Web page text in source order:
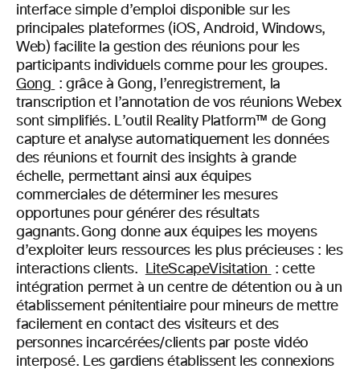
interface simple d’emploi disponible sur les
principales plateformes (iOS, Android, Windows,
Web) facilite la gestion des réunions pour les
participants individuels comme pour les groupes.
Gong
: grâce à Gong, l’enregistrement, la
transcription et l’annotation de vos réunions Webex
sont simplifiés. L’outil Reality Platform™ de Gong
capture et analyse automatiquement les données
des réunions et fournit des insights à grande
échelle, permettant ainsi aux équipes
commerciales de déterminer les mesures
opportunes pour générer des résultats
gagnants. Gong donne aux équipes les moyens
d’exploiter leurs ressources les plus précieuses : les
interactions clients.
LiteScapeVisitation : cette
intégration permet à un centre de détention ou à un
établissement pénitentiaire pour mineurs de mettre
facilement en contact des visiteurs et des
personnes incarcérées/clients par poste vidéo
interposé. Les gardiens établissent les connexions